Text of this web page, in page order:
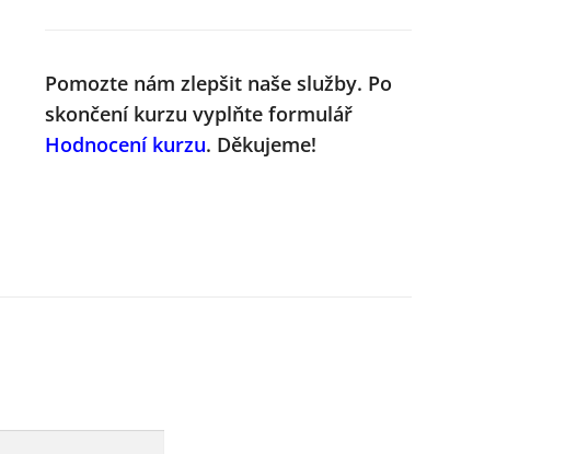
Pomozte nám zlepšit naše služby. Po
skončení kurzu vyplňte formulář
Hodnocení kurzu. Děkujeme!